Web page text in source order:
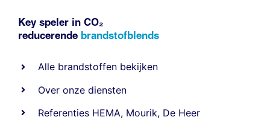
Key speler in CO₂
reducerende brandstofblends
Alle brandstoffen bekijken
Over onze diensten
Referenties HEMA, Mourik, De Heer